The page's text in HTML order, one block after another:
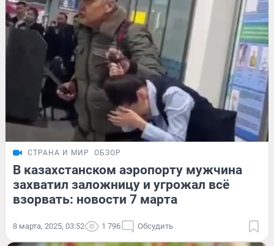
СТРАНА И МИР ОБЗОР
В казахстанском аэропорту мужчина
захватил заложницу и угрожал всё
взорвать: новости 7 марта
8 марта, 2025, 03:52 1 796 Обсудить